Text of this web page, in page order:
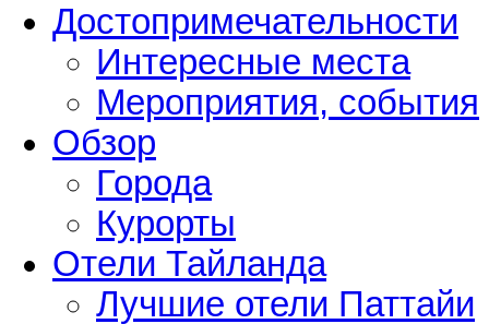
Достопримечательности
Интересные места
Мероприятия, события
Обзор
Города
Курорты
Отели Тайланда
Лучшие отели Паттайи